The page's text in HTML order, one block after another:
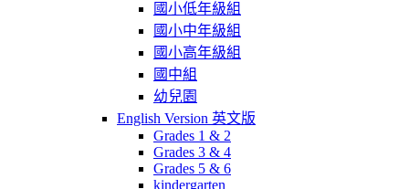
國小低年級組
國小中年級組
國小高年級組
國中組
幼兒園
English Version 英文版
Grades 1 & 2
Grades 3 & 4
Grades 5 & 6
kindergarten